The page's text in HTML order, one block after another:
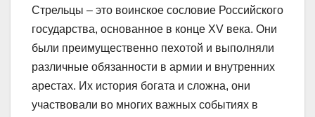
Стрельцы – это воинское сословие Российского
государства, основанное в конце XV века. Они
были преимущественно пехотой и выполняли
различные обязанности в армии и внутренних
арестах. Их история богата и сложна, они
участвовали во многих важных событиях в